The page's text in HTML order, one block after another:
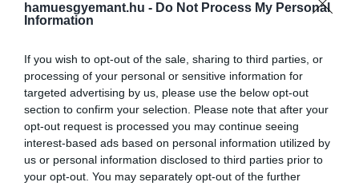
hamuesgyemant.hu - Do Not Process My Personal
Information
If you wish to opt-out of the sale, sharing to third parties, or
processing of your personal or sensitive information for
targeted advertising by us, please use the below opt-out
section to confirm your selection. Please note that after your
opt-out request is processed you may continue seeing
interest-based ads based on personal information utilized by
us or personal information disclosed to third parties prior to
your opt-out. You may separately opt-out of the further
Saját apja tartotta terrorban a
világirodalom egyik legnagyobb íróját
Művészi megfigyelés